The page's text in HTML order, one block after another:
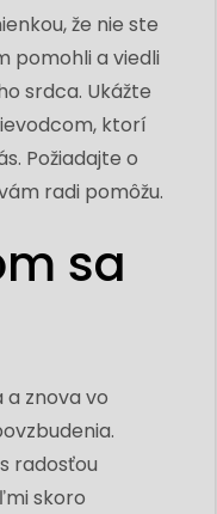
že nie ste
pomohli a viedli
srdca. Ukážte
ktorí
Požiadajte o
radi pomôžu.
sa
a znova vo
radosťou
skoro